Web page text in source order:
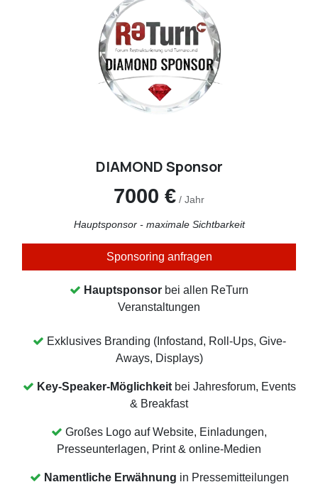
DIAMOND Sponsor
7000 € / Jahr
Hauptsponsor - maximale Sichtbarkeit
Sponsoring anfragen
Hauptsponsor bei allen ReTurn
Veranstaltungen
Exklusives Branding (Infostand, Roll-Ups, Give-
Aways, Displays)
Key-Speaker-Möglichkeit bei Jahresforum, Events
& Breakfast
Großes Logo auf Website, Einladungen,
Presseunterlagen, Print & online-Medien
Namentliche Erwähnung in Pressemitteilungen